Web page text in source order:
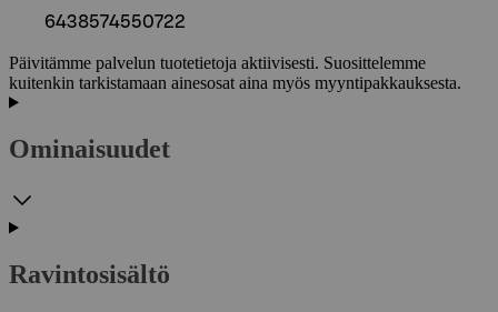
6438574550722
Päivitämme palvelun tuotetietoja aktiivisesti. Suosittelemme
kuitenkin tarkistamaan ainesosat aina myös myyntipakkauksesta.
Ominaisuudet
Ravintosisältö